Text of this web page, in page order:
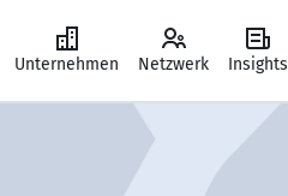
Unternehmen Netzwerk Insights